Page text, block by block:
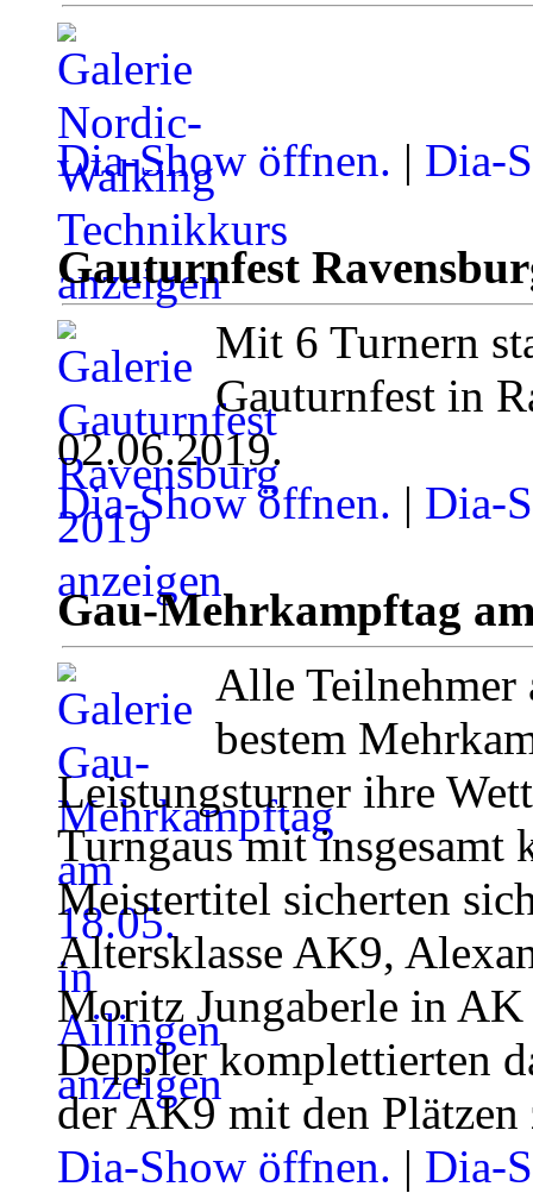
Dia-Show öffnen. | Dia-
Gauturnfest
Mit 6 Turnern
Gauturnfest in
02.06.2019.
Dia-Show öffnen. | Dia-
Gau-Mehrkampftag
Alle Teilnehmer
bestem
Leistungsturner ihre
Turngaus mit insgesamt
Meistertitel sicherten
Altersklasse AK9,
Moritz Jungaberle in
Deppler komplettierten
der AK9 mit den
Dia-Show öffnen. | Dia-